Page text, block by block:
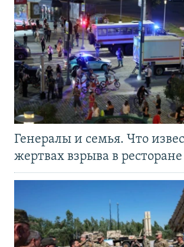
Генералы и семья. Что
жертвах взрыва в